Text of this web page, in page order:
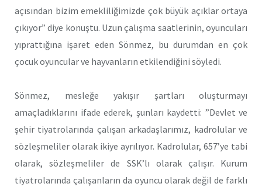
açısından bizim emekliliğimizde çok büyük açıklar ortaya
çıkıyor” diye konuştu. Uzun çalışma saatlerinin, oyuncuları
yıprattığına işaret eden Sönmez, bu durumdan en çok
çocuk oyuncular ve hayvanların etkilendiğini söyledi.
Sönmez, mesleğe yakışır şartları oluşturmayı
amaçladıklarını ifade ederek, şunları kaydetti: ”Devlet ve
şehir tiyatrolarında çalışan arkadaşlarımız, kadrolular ve
sözleşmeliler olarak ikiye ayrılıyor. Kadrolular, 657’ye tabi
olarak, sözleşmeliler de SSK’lı olarak çalışır. Kurum
tiyatrolarında çalışanların da oyuncu olarak değil de farklı